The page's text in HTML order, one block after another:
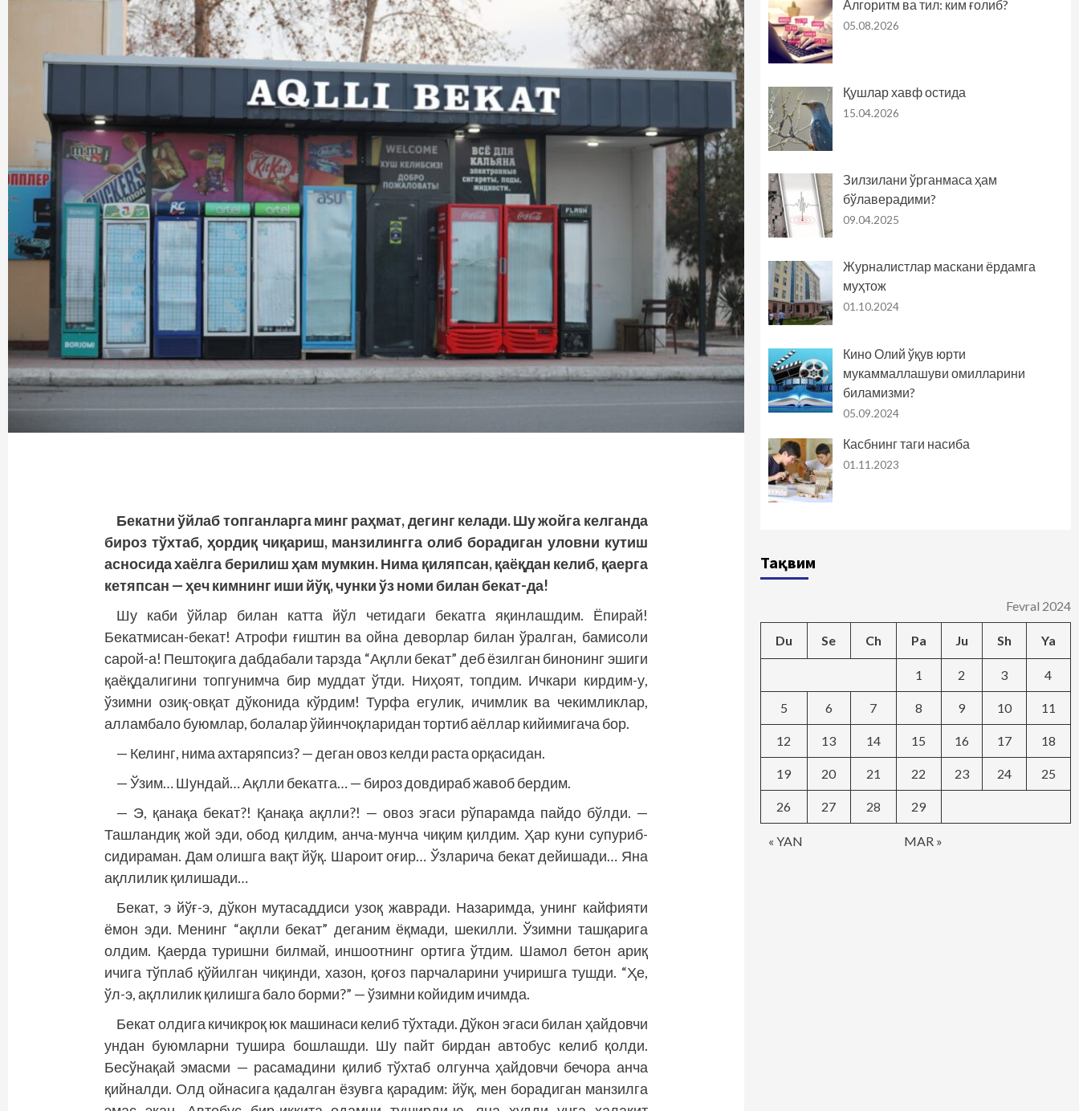
Бекатни ўйлаб топганларга минг раҳмат, дегинг келади. Шу жойга келганда
бироз тўхтаб, ҳордиқ чиқариш, манзилингга олиб борадиган уловни кутиш
асносида хаёлга берилиш ҳам мумкин. Нима қиляпсан, қаёқдан келиб, қаерга
кетяпсан — ҳеч кимнинг иши йўқ, чунки ўз номи билан бекат-да!
Шу каби ўйлар билан катта йўл четидаги бекатга яқинлашдим. Ёпирай!
Бекатмисан-бекат! Атрофи ғиштин ва ойна деворлар билан ўралган, бамисоли
сарой-а! Пештоқига дабдабали тарзда “Ақлли бекат” деб ёзилган бинонинг эшиги
қаёқдалигини топгунимча бир муддат ўтди. Ниҳоят, топдим. Ичкари кирдим-у,
ўзимни озиқ-овқат дўконида кўрдим! Турфа егулик, ичимлик ва чекимликлар,
алламбало буюмлар, болалар ўйинчоқларидан тортиб аёллар кийимигача бор.
— Келинг, нима ахтаряпсиз? — деган овоз келди раста орқасидан.
— Ўзим… Шундай… Ақлли бекатга… — бироз довдираб жавоб бердим.
— Э, қанақа бекат?! Қанақа ақлли?! — овоз эгаси рўпарамда пайдо бўлди. —
Ташландиқ жой эди, обод қилдим, анча-мунча чиқим қилдим. Ҳар куни супуриб-
сидираман. Дам олишга вақт йўқ. Шароит оғир… Ўзларича бекат дейишади… Яна
ақллилик қилишади…
Бекат, э йўғ-э, дўкон мутасаддиси узоқ жавради. Назаримда, унинг кайфияти
ёмон эди. Менинг “ақлли бекат” деганим ёқмади, шекилли. Ўзимни ташқарига
олдим. Қаерда туришни билмай, иншоотнинг ортига ўтдим. Шамол бетон ариқ
ичига тўплаб қўйилган чиқинди, хазон, қоғоз парчаларини учиришга тушди. “Ҳе,
ўл-э, ақллилик қилишга бало борми?” — ўзимни койидим ичимда.
Бекат олдига кичикроқ юк машинаси келиб тўхтади. Дўкон эгаси билан ҳайдовчи
ундан буюмларни тушира бошлашди. Шу пайт бирдан автобус келиб қолди.
Бесўнақай эмасми — расамадини қилиб тўхтаб олгунча ҳайдовчи бечора анча
қийналди. Олд ойнасига қадалган ёзувга қарадим: йўқ, мен борадиган манзилга
Алгоритм ва тил: ким ғолиб?
05.08.2026
Қушлар хавф остида
15.04.2026
Зилзилани ўрганмаса ҳам
бўлаверадими?
09.04.2025
Журналистлар маскани ёрдамга
муҳтож
01.10.2024
Кино Олий ўқув юрти
мукаммаллашуви омилларини
биламизми?
05.09.2024
Касбнинг таги насиба
01.11.2023
Тақвим
Fevral 2024
Du Se Ch Pa Ju Sh Ya
« YAN MAR »
1 2 3 4
5 6 7 8 9 10 11
12 13 14 15 16 17 18
19 20 21 22 23 24 25
26 27 28 29